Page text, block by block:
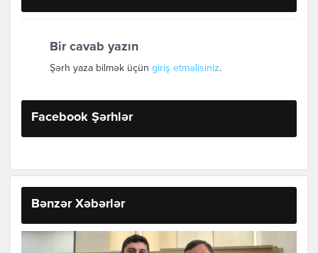
Bir cavab yazın
Şərh yaza bilmək üçün giriş etməlisiniz.
Facebook Şərhlər
Bənzər Xəbərlər